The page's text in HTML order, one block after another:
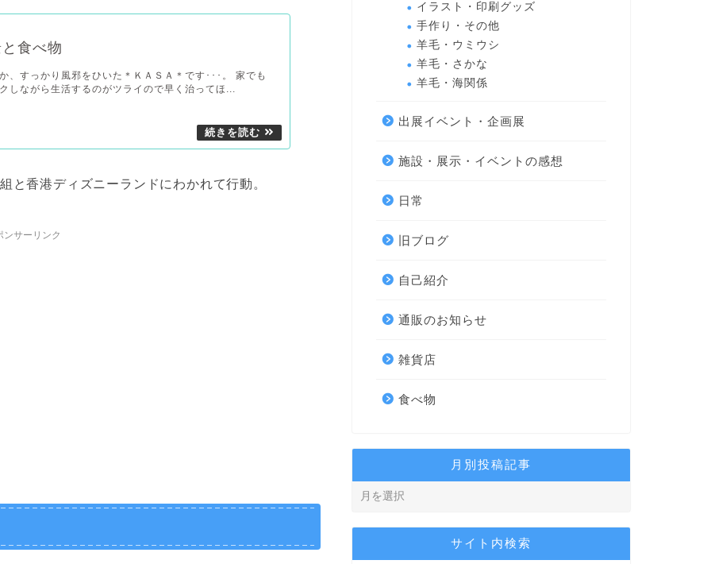
食べ物
、すっかり風邪をひいた＊ＫＡＳＡ＊です･･･。 家でも
しながら生活するのがツライので早く治ってほ...
と香港ディズニーランドにわかれて行動。
ンサーリンク
イラスト・印刷グッズ
手作り・その他
羊毛・ウミウシ
羊毛・さかな
羊毛・海関係
出展イベント・企画展
施設・展示・イベントの感想
日常
旧ブログ
自己紹介
通販のお知らせ
雑貨店
食べ物
月別投稿記事
サイト内検索